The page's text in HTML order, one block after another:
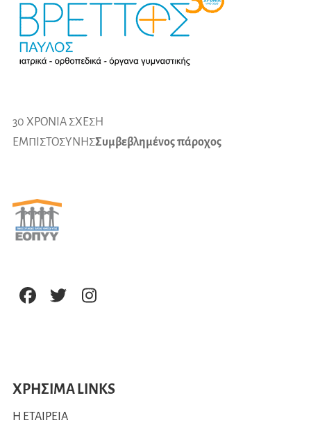
30 ΧΡΟΝΙΑ ΣΧΕΣΗ
ΕΜΠΙΣΤΟΣΥΝΗΣΣυμβεβλημένος πάροχος
ΧΡΗΣΙΜΑ LINKS
Η ΕΤΑΙΡΕΙΑ